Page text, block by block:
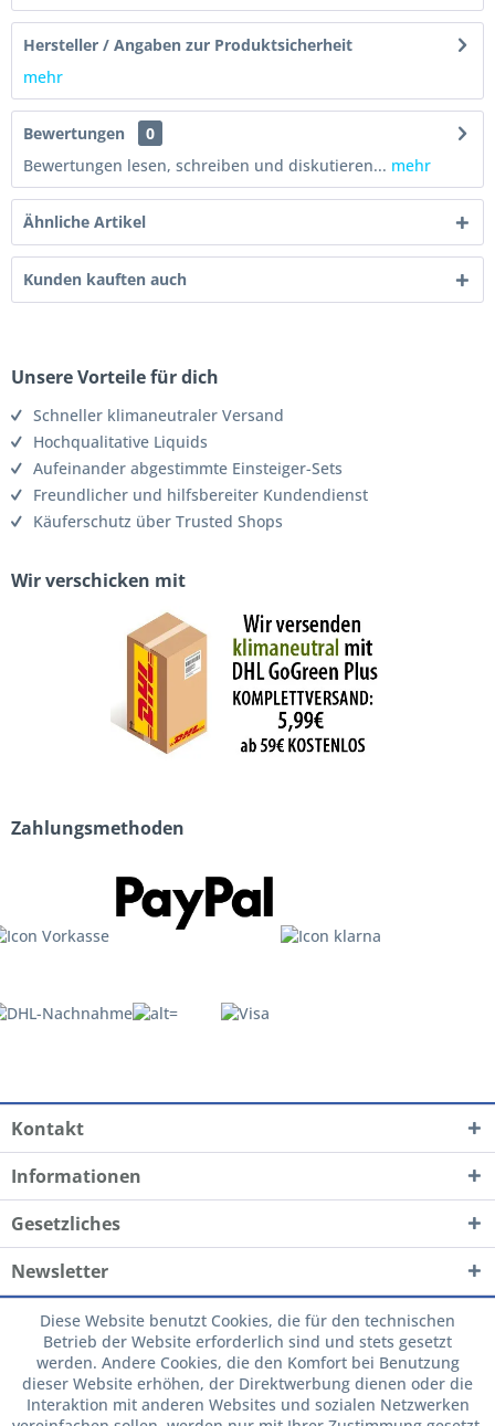
Hersteller / Angaben zur Produktsicherheit
mehr
Bewertungen
0
Bewertungen lesen, schreiben und diskutieren... mehr
Ähnliche Artikel
Kunden kauften auch
Unsere Vorteile für dich
Schneller klimaneutraler Versand
Hochqualitative Liquids
Aufeinander abgestimmte Einsteiger-Sets
Freundlicher und hilfsbereiter Kundendienst
Käuferschutz über Trusted Shops
Wir verschicken mit
Zahlungsmethoden
Kontakt
Informationen
Gesetzliches
Newsletter
Diese Website benutzt Cookies, die für den technischen
Betrieb der Website erforderlich sind und stets gesetzt
werden. Andere Cookies, die den Komfort bei Benutzung
dieser Website erhöhen, der Direktwerbung dienen oder die
Interaktion mit anderen Websites und sozialen Netzwerken